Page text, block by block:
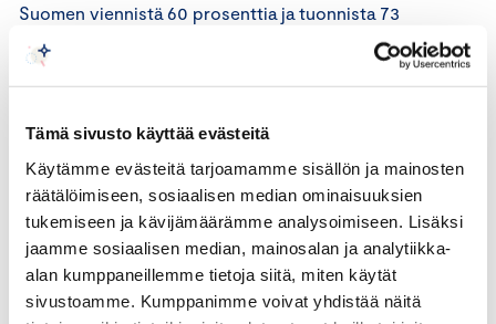
Tämä sivusto käyttää evästeitä
Käytämme evästeitä tarjoamamme sisällön ja mainosten
räätälöimiseen, sosiaalisen median ominaisuuksien
tukemiseen ja kävijämäärämme analysoimiseen. Lisäksi
jaamme sosiaalisen median, mainosalan ja analytiikka-
alan kumppaneillemme tietoja siitä, miten käytät
sivustoamme. Kumppanimme voivat yhdistää näitä
Suomen viennistä 60 prosenttia ja tuonnista 73
prosenttia kohdistuu EU:n sisämarkkinoihin, joten
niiden toimivuus on Suomen talouden, työpaikkojen
muistuttaa Vuori. Kaikista työpaikoista pelkästään
prosenttia ja liikevaihdosta yli 50 prosenttia. Jos
otetaan huomioon palveluvienti, tuonti sekä
matkailu, niin työpaikoistamme jopa yli 80
prosenttia on kansainvälisestä kaupasta
riippuvaisia, muistuttaa Timo Vuori.